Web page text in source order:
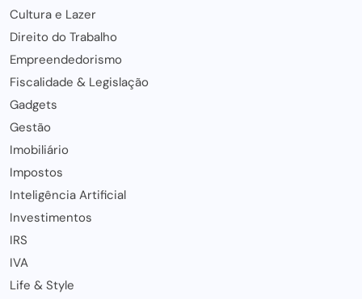
Cultura e Lazer
Direito do Trabalho
Empreendedorismo
Fiscalidade & Legislação
Gadgets
Gestão
Imobiliário
Impostos
Inteligência Artificial
Investimentos
IRS
IVA
Life & Style